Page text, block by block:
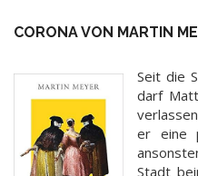
CORONA VON MARTIN
Seit die
darf
er eine
Stadt